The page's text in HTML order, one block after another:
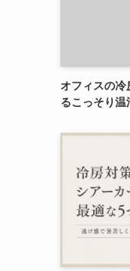
オフィスの
るこっそり温